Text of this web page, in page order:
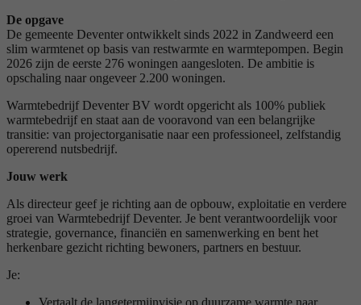
De opgave
De gemeente Deventer ontwikkelt sinds 2022 in Zandweerd een
slim warmtenet op basis van restwarmte en warmtepompen. Begin
2026 zijn de eerste 276 woningen aangesloten. De ambitie is
opschaling naar ongeveer 2.200 woningen.
Warmtebedrijf Deventer BV wordt opgericht als 100% publiek
warmtebedrijf en staat aan de vooravond van een belangrijke
transitie: van projectorganisatie naar een professioneel, zelfstandig
opererend nutsbedrijf.
Jouw werk
Als directeur geef je richting aan de opbouw, exploitatie en verdere
groei van Warmtebedrijf Deventer. Je bent verantwoordelijk voor
strategie, governance, financiën en samenwerking en bent het
herkenbare gezicht richting bewoners, partners en bestuur.
Je:
Vertaalt de langetermijnvisie op duurzame warmte naar